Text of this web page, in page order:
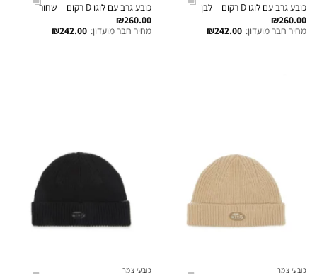
כובע גרב עם לוגו D רקום – לבן
₪260.00
מחיר חבר מועדון: ₪242.00
כובע גרב עם לוגו D רקום – שחור
₪260.00
מחיר חבר מועדון: ₪242.00
כובעי צמר כובעי צמר